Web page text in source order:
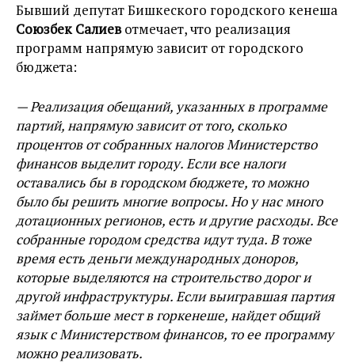
Бывший депутат Бишкеского городского кенеша
Союзбек Салиевотмечает, что реализация
программ напрямую зависит от городского
бюджета:
— Реализация обещаний, указанных в программе
партий, напрямую зависит от того, сколько
процентов от собранных налогов Министерство
финансов выделит городу. Если все налоги
оставались бы в городском бюджете, то можно
было бы решить многие вопросы. Но у нас много
дотационных регионов, есть и другие расходы. Все
собранные городом средства идут туда. В тоже
время есть деньги международных доноров,
которые выделяются на строительство дорог и
другой инфраструктуры. Если выигравшая партия
займет больше мест в горкенеше, найдет общий
язык с Министерством финансов, то ее программу
можно реализовать.